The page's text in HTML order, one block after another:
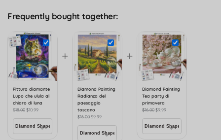
Frequently bought together:
Pittura diamante
Lupo che ulula al
chiaro di luna
$18.00$10.99
+
Diamond Painting
Radianza del
paesaggio
toscano
$16.00$9.99
+
Diamond Painting
Tea party di
primavera
$16.00$9.99